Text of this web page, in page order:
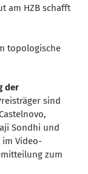
am HZB schafft
topologische
der
sind
Sondhi und
im Video-
zum